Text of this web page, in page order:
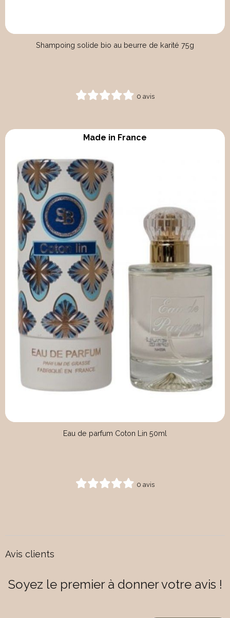
Shampoing solide bio au beurre de karité 75g
0 avis
Eau de parfum Coton Lin 50ml
0 avis
Made in France
Avis clients
Soyez le premier à donner votre avis !